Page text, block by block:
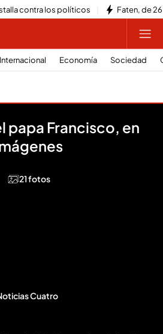
contra los políticos Faten, de
Internacional Economía Sociedad
papa Francisco, en
21 fotos
Cuatro